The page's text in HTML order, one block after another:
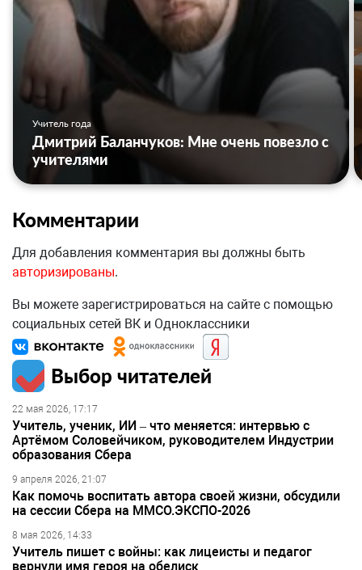
Учитель года
Дмитрий Баланчуков: Мне очень повезло с
учителями
Комментарии
Для добавления комментария вы должны быть
авторизированы.
Вы можете зарегистрироваться на сайте с помощью
социальных сетей ВК и Одноклассники
Выбор читателей
22 мая 2026, 17:17
Учитель, ученик, ИИ – что меняется: интервью с
Артёмом Соловейчиком, руководителем Индустрии
образования Сбера
9 апреля 2026, 21:07
Как помочь воспитать автора своей жизни, обсудили
на сессии Сбера на ММСО.ЭКСПО-2026
8 мая 2026, 14:33
Учитель пишет с войны: как лицеисты и педагог
вернули имя героя на обелиск